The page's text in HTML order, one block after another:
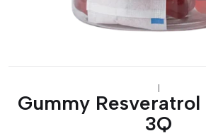
|
Gummy
3Q